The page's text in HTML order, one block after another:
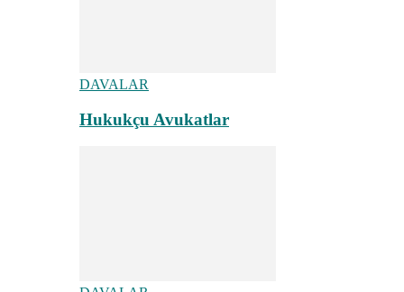
DAVALAR
Hukukçu Avukatlar